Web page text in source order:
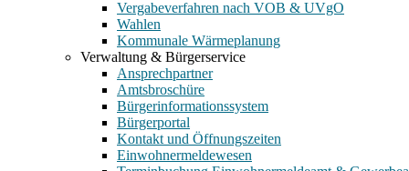
Vergabeverfahren nach VOB & UVgO
Wahlen
Kommunale Wärmeplanung
Verwaltung & Bürgerservice
Ansprechpartner
Amtsbroschüre
Bürgerinformationssystem
Bürgerportal
Kontakt und Öffnungszeiten
Einwohnermeldewesen